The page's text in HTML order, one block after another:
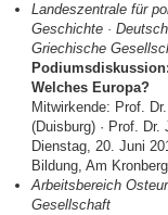
Landeszentrale für
Geschichte ·
Griechische
Podiumsdiskussion:
Welches Europa?
Mitwirkende: Prof.
(Duisburg) · Prof.
Dienstag, 20. Juni
Bildung, Am
Arbeitsbereich
Gesellschaft